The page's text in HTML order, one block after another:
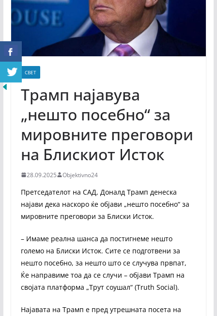
СВЕТ
Трамп најавува
„нешто посебно“ за
мировните преговори
на Блискиот Исток
28.09.2025 Objektivno24
Претседателот на САД, Доналд Трамп денеска
најави дека наскоро ќе објави „нешто посебно“ за
мировните преговори за Блиски Исток.
– Имаме реална шанса да постигнеме нешто
големо на Блиски Исток. Сите се подготвени за
нешто посебно, за нешто што се случува првпат,
Ќе направиме тоа да се случи – објави Трамп на
својата платформа „Трут соушал“ (Truth Social).
Најавата на Трамп е пред утрешната посета на